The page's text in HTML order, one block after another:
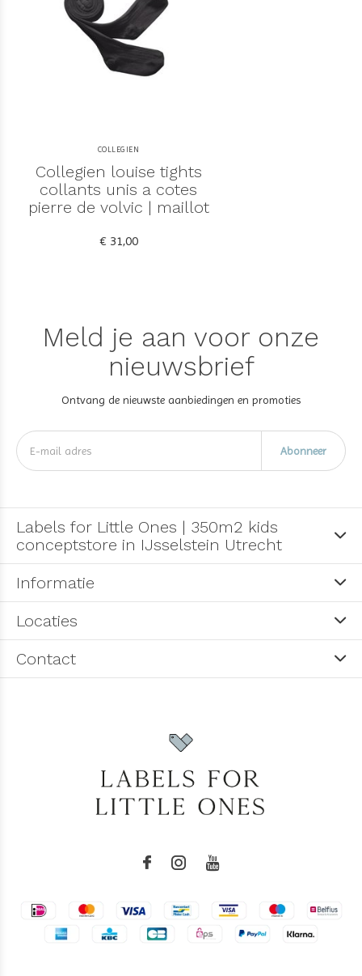
COLLEGIEN
Collegien louise tights
collants unis a cotes
pierre de volvic | maillot
€ 31,00
Meld je aan voor onze
nieuwsbrief
Ontvang de nieuwste aanbiedingen en promoties
Abonneer
Labels for Little Ones | 350m2 kids
conceptstore in IJsselstein Utrecht
Informatie
Locaties
Contact